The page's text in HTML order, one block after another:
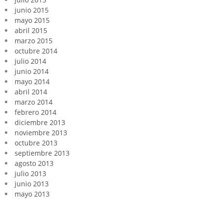
junio 2015
mayo 2015
abril 2015
marzo 2015
octubre 2014
julio 2014
junio 2014
mayo 2014
abril 2014
marzo 2014
febrero 2014
diciembre 2013
noviembre 2013
octubre 2013
septiembre 2013
agosto 2013
julio 2013
junio 2013
mayo 2013